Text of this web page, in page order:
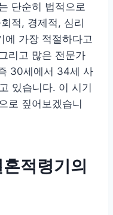
단순히 법적으로
적, 경제적, 심리
에 가장 적절하다고
리고 많은 전문가
30세에서 34세 사
있습니다. 이 시기
로 짚어보겠습니
적령기의